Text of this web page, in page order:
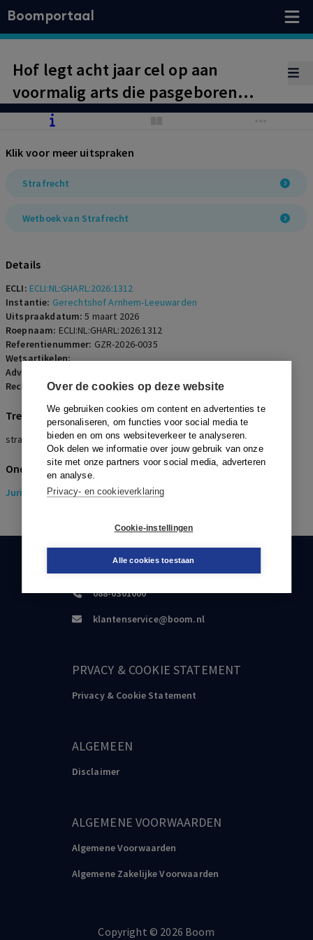
Over de cookies op deze website
We gebruiken cookies om content en advertenties te
personaliseren, om functies voor social media te
bieden en om ons websiteverkeer te analyseren.
Ook delen we informatie over jouw gebruik van onze
site met onze partners voor social media, adverteren
en analyse.
Privacy- en cookieverklaring
Cookie-instellingen
Alle cookies toestaan
Boomportaal
Hof legt acht jaar cel op aan
voormalig arts die pasgeboren
dochter ernstig ziek maakte.
Klik voor meer uitspraken
Strafrecht
Wetboek van Strafrecht
Details
ECLI: ECLI:NL:GHARL:2026:1312
Instantie: Gerechtshof Arnhem-Leeuwarden
Uitspraakdatum:5 maart 2026
Roepnaam: ECLI:NL:GHARL:2026:1312
Referentienummer: GZR-2026-0035
Wetsartikelen:
Advocaten:
Rechters:A.H. Garos, G. Mintjes en J. Steenbrink
Trefwoorden
strafrecht
Onderwerpen
Juridisch > Gezondheidsrecht
KLANTENSERVICE
088-0301000
klantenservice@boom.nl
PRVACY & COOKIE STATEMENT
Privacy & Cookie Statement
ALGEMEEN
Disclaimer
ALGEMENE VOORWAARDEN
Algemene Voorwaarden
Algemene Zakelijke Voorwaarden
Copyright ©️ 2026 Boom